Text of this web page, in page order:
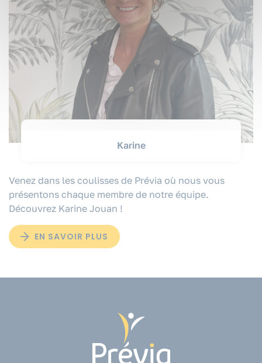
Karine
Venez dans les coulisses de Prévia où nous vous
présentons chaque membre de notre équipe.
Découvrez Karine Jouan !
EN SAVOIR PLUS